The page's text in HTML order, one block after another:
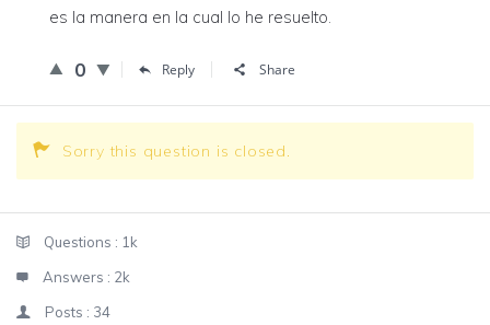
es la manera en la cual lo he resuelto.
0 Reply Share
Sorry this question is closed.
StatsQuestions : 1k
Answers : 2k
Posts : 34